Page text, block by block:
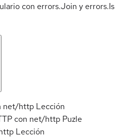
con errors.Join y errors.Is
net/http Lección
con net/http Puzle
Lección